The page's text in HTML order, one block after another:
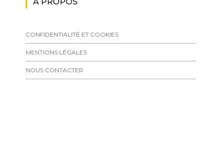
CONFIDENTIALITÉ ET COOKIES
MENTIONS LÉGALES
NOUS CONTACTER